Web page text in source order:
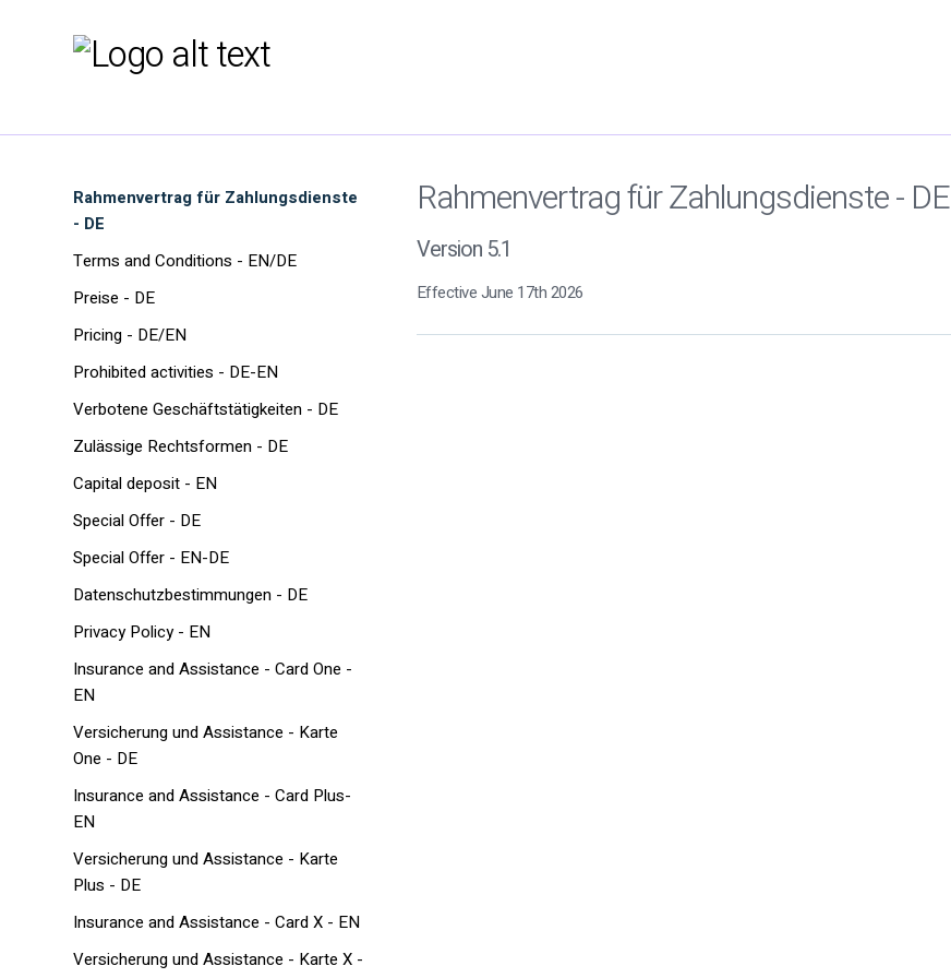
Rahmenvertrag für Zahlungsdienste
- DE
Terms and Conditions - EN/DE
Preise - DE
Pricing - DE/EN
Prohibited activities - DE-EN
Verbotene Geschäftstätigkeiten - DE
Zulässige Rechtsformen - DE
Capital deposit - EN
Special Offer - DE
Special Offer - EN-DE
Datenschutzbestimmungen - DE
Privacy Policy - EN
Insurance and Assistance - Card One -
EN
Versicherung und Assistance - Karte
One - DE
Insurance and Assistance - Card Plus-
EN
Versicherung und Assistance - Karte
Plus - DE
Insurance and Assistance - Card X - EN
Versicherung und Assistance - Karte X -
Rahmenvertrag für Zahlungsdienste - DE
Version 5.1
Effective June 17th 2026